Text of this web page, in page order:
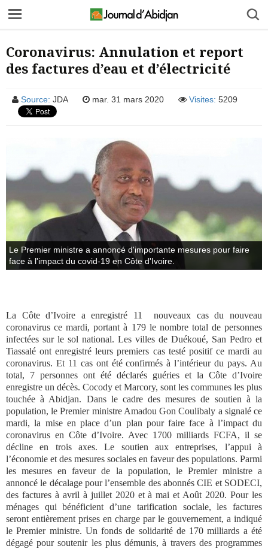
Coronavirus: Annulation et report
des factures d’eau et d’électricité
Source: JDA mar. 31 mars 2020 Visites: 5209
Le Premier ministre a annoncé d'importante mesures pour faire
face à l'impact du covid-19 en Côte d'Ivoire.
La Côte d’Ivoire a enregistré 11 nouveaux cas du nouveau
coronavirus ce mardi, portant à 179 le nombre total de personnes
infectées sur le sol national. Les villes de Duékoué, San Pedro et
Tiassalé ont enregistré leurs premiers cas testé positif ce mardi au
coronavirus. Et 11 cas ont été confirmés à l’intérieur du pays. Au
total, 7 personnes ont été déclarés guéries et la Côte d’Ivoire
enregistre un décès. Cocody et Marcory, sont les communes les plus
touchée à Abidjan. Dans le cadre des mesures de soutien à la
population, le Premier ministre Amadou Gon Coulibaly a signalé ce
mardi, la mise en place d’un plan pour faire face à l’impact du
coronavirus en Côte d’Ivoire. Avec 1700 milliards FCFA, il se
décline en trois axes. Le soutien aux entreprises, l’appui à
l’économie et des mesures sociales en faveur des populations. Parmi
les mesures en faveur de la population, le Premier ministre a
annoncé le décalage pour l’ensemble des abonnés CIE et SODECI,
des factures à avril à juillet 2020 et à mai et Août 2020. Pour les
ménages qui bénéficient d’une tarification sociale, les factures
seront entièrement prises en charge par le gouvernement, a indiqué
le Premier ministre. Un fonds de solidarité de 170 milliards a été
dégagé pour soutenir les plus démunis, à travers des programmes